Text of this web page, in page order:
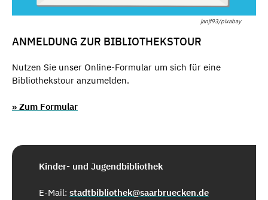
janjf93/pixabay
ANMELDUNG ZUR BIBLIOTHEKSTOUR
Nutzen Sie unser Online-Formular um sich für eine
Bibliothekstour anzumelden.
» Zum Formular
Kinder- und Jugendbibliothek
E-Mail: stadtbibliothek@saarbruecken.de